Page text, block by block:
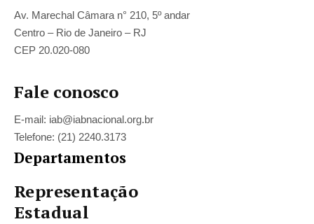
Av. Marechal Câmara n° 210, 5º andar
Centro – Rio de Janeiro – RJ
CEP 20.020-080
Fale conosco
E-mail: iab@iabnacional.org.br
Telefone: (21) 2240.3173
Departamentos
Representação
Estadual